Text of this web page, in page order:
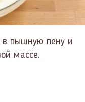
в пышную пену и
массе.